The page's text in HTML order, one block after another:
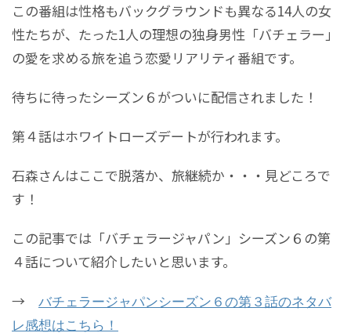
この番組は性格もバックグラウンドも異なる14人の女
性たちが、たった1人の理想の独身男性「バチェラー」
の愛を求める旅を追う恋愛リアリティ番組です。
待ちに待ったシーズン６がついに配信されました！
第４話はホワイトローズデートが行われます。
石森さんはここで脱落か、旅継続か・・・見どころで
す！
この記事では「バチェラージャパン」シーズン６の第
４話について紹介したいと思います。
→ バチェラージャパンシーズン６の第３話のネタバ
レ感想はこちら！